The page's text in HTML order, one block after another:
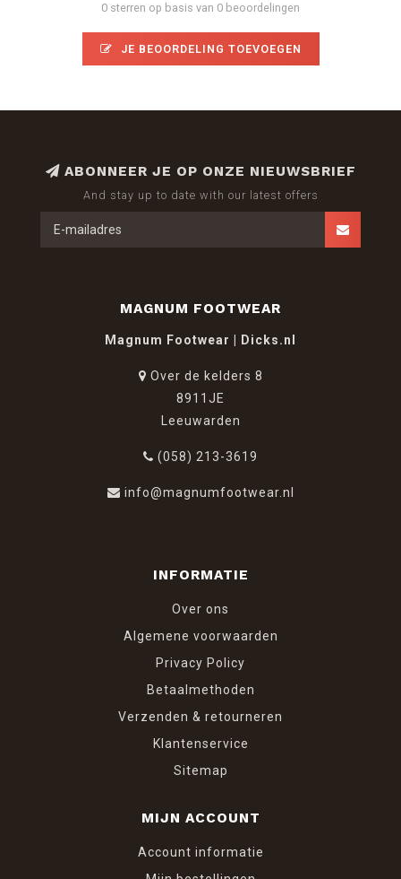
0 sterren op basis van 0 beoordelingen
JE BEOORDELING TOEVOEGEN
ABONNEER JE OP ONZE NIEUWSBRIEF
And stay up to date with our latest offers
MAGNUM FOOTWEAR
Magnum Footwear | Dicks.nl
Over de kelders 8
8911JE
Leeuwarden
(058) 213-3619
info@magnumfootwear.nl
INFORMATIE
Over ons
Algemene voorwaarden
Privacy Policy
Betaalmethoden
Verzenden & retourneren
Klantenservice
Sitemap
MIJN ACCOUNT
Account informatie